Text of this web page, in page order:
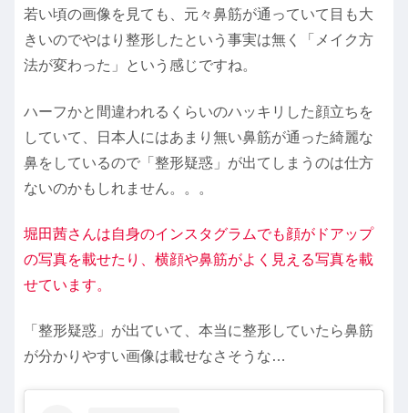
若い頃の画像を見ても、元々鼻筋が通っていて目も大
きいのでやはり整形したという事実は無く「メイク方
法が変わった」という感じですね。
ハーフかと間違われるくらいのハッキリした顔立ちを
していて、日本人にはあまり無い鼻筋が通った綺麗な
鼻をしているので「整形疑惑」が出てしまうのは仕方
ないのかもしれません。。。
堀田茜さんは自身のインスタグラムでも顔がドアップ
の写真を載せたり、横顔や鼻筋がよく見える写真を載
せています。
「整形疑惑」が出ていて、本当に整形していたら鼻筋
が分かりやすい画像は載せなさそうな…